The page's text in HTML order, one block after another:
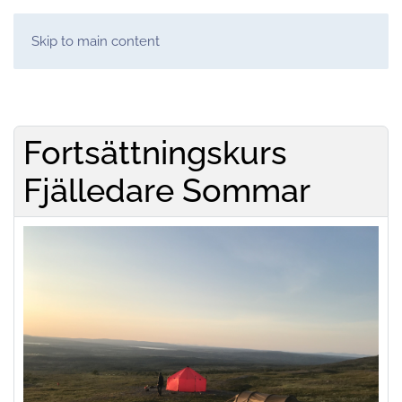
Skip to main content
Fortsättningskurs
Fjälledare Sommar